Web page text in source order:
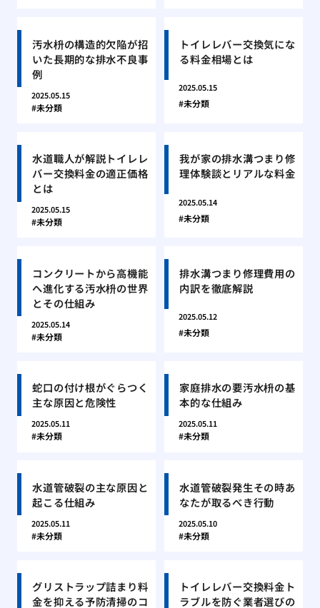
汚水枡の構造的欠陥が招
いた長期的な排水不良事
例
2025.05.15
未分類
トイレレバー交換気にな
る料金相場とは
2025.05.15
未分類
水道職人が解説トイレレ
バー交換料金の適正価格
とは
2025.05.15
未分類
我が家の排水溝つまり修
理体験談とリアルな料金
2025.05.14
未分類
コンクリートから高機能
へ進化する汚水枡の世界
とその仕組み
2025.05.14
未分類
排水溝つまり修理費用の
内訳を徹底解説
2025.05.12
未分類
蛇口の付け根がぐらつく
主な原因と危険性
2025.05.11
未分類
家庭排水の要汚水枡の基
本的な仕組み
2025.05.11
未分類
水道管破裂の主な原因と
起こる仕組み
2025.05.11
未分類
水道管破裂発生その時あ
なたが取るべき行動
2025.05.10
未分類
グリストラップ詰まり料
金を抑える予防清掃のコ
トイレレバー交換料金ト
ラブルを防ぐ業者選びの